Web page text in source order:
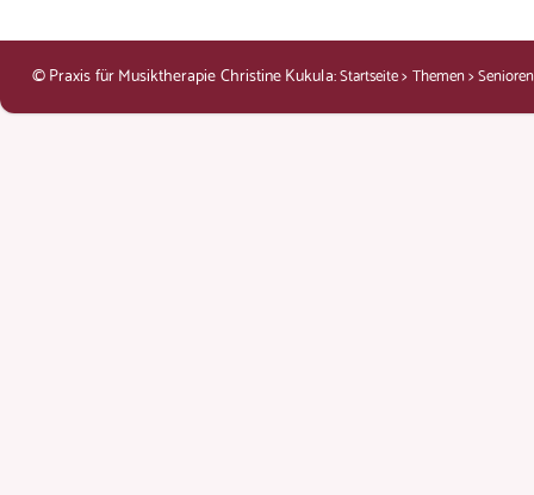
© Praxis für Musiktherapie Christine Kukula:Startseite>Themen>Senioren